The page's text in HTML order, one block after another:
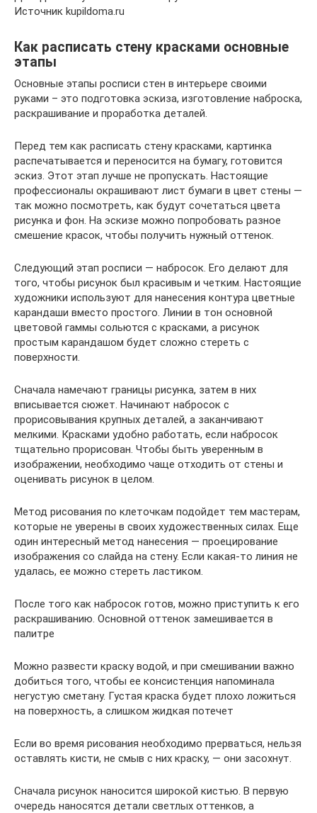
Источник kupildoma.ru
Как расписать стену красками основные
этапы
Основные этапы росписи стен в интерьере своими
руками – это подготовка эскиза, изготовление наброска,
раскрашивание и проработка деталей.
Перед тем как расписать стену красками, картинка
распечатывается и переносится на бумагу, готовится
эскиз. Этот этап лучше не пропускать. Настоящие
профессионалы окрашивают лист бумаги в цвет стены —
так можно посмотреть, как будут сочетаться цвета
рисунка и фон. На эскизе можно попробовать разное
смешение красок, чтобы получить нужный оттенок.
Следующий этап росписи — набросок. Его делают для
того, чтобы рисунок был красивым и четким. Настоящие
художники используют для нанесения контура цветные
карандаши вместо простого. Линии в тон основной
цветовой гаммы сольются с красками, а рисунок
простым карандашом будет сложно стереть с
поверхности.
Сначала намечают границы рисунка, затем в них
вписывается сюжет. Начинают набросок с
прорисовывания крупных деталей, а заканчивают
мелкими. Красками удобно работать, если набросок
тщательно прорисован. Чтобы быть уверенным в
изображении, необходимо чаще отходить от стены и
оценивать рисунок в целом.
Метод рисования по клеточкам подойдет тем мастерам,
которые не уверены в своих художественных силах. Еще
один интересный метод нанесения — проецирование
изображения со слайда на стену. Если какая-то линия не
удалась, ее можно стереть ластиком.
После того как набросок готов, можно приступить к его
раскрашиванию. Основной оттенок замешивается в
палитре
Можно развести краску водой, и при смешивании важно
добиться того, чтобы ее консистенция напоминала
негустую сметану. Густая краска будет плохо ложиться
на поверхность, а слишком жидкая потечет
Если во время рисования необходимо прерваться, нельзя
оставлять кисти, не смыв с них краску, — они засохнут.
Сначала рисунок наносится широкой кистью. В первую
очередь наносятся детали светлых оттенков, а